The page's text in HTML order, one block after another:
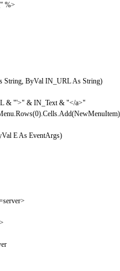
%>
String, ByVal IN_URL As String)
& "'>" & IN_Text & "</a>"
E As EventArgs)